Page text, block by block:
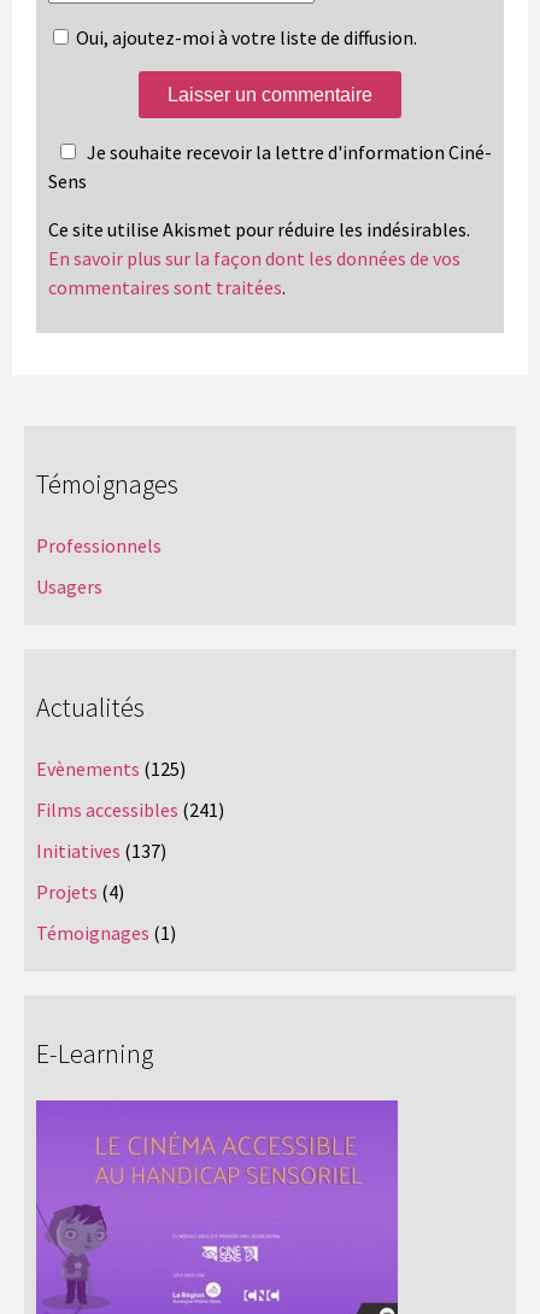
Oui, ajoutez-moi à votre liste de diffusion.
Je souhaite recevoir la lettre d'information Ciné-
Sens
Ce site utilise Akismet pour réduire les indésirables.
En savoir plus sur la façon dont les données de vos
commentaires sont traitées.
Témoignages
Professionnels
Usagers
Actualités
Evènements (125)
Films accessibles (241)
Initiatives (137)
Projets (4)
Témoignages (1)
E-Learning